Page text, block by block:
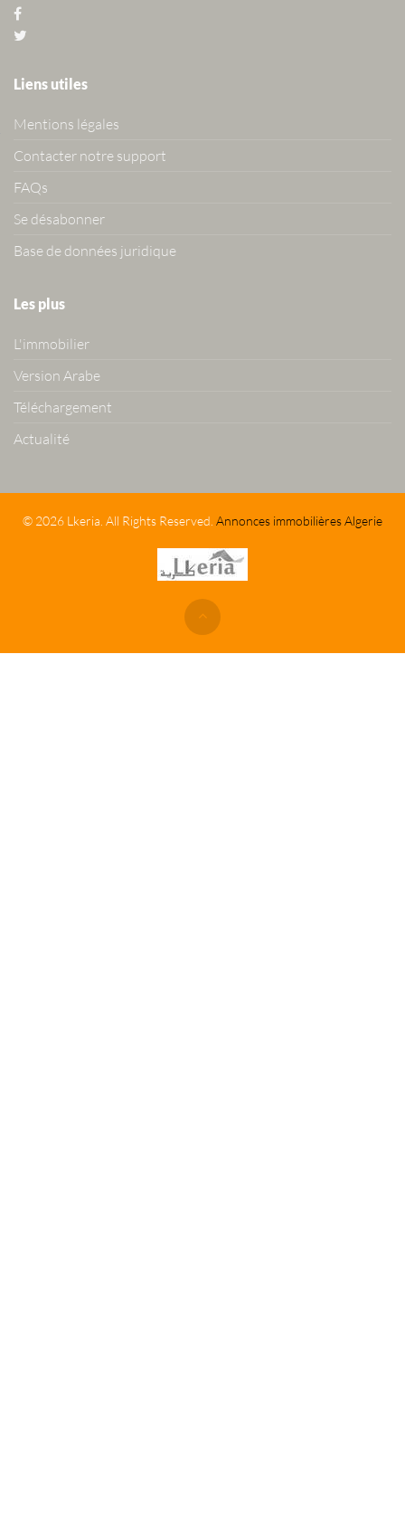
Liens utiles
Mentions légales
Contacter notre support
FAQs
Se désabonner
Base de données juridique
Les plus
L'immobilier
Version Arabe
Téléchargement
Actualité
© 2026 Lkeria. All Rights Reserved. Annonces immobilières Algerie